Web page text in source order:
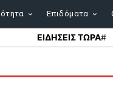
Επιδόματα
ΕΙΔΗΣΕΙΣ ΤΩΡΑ#